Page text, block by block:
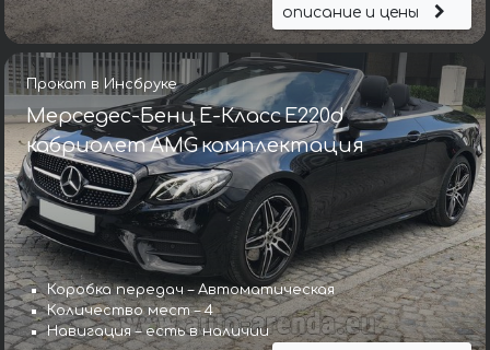
описание и цены
Прокат в Инсбруке
Мерседес-Бенц E-Класс E220d
кабриолет AMG комплектация
Коробка передач – Автоматическая
Количество мест – 4
Навигация – есть в наличии